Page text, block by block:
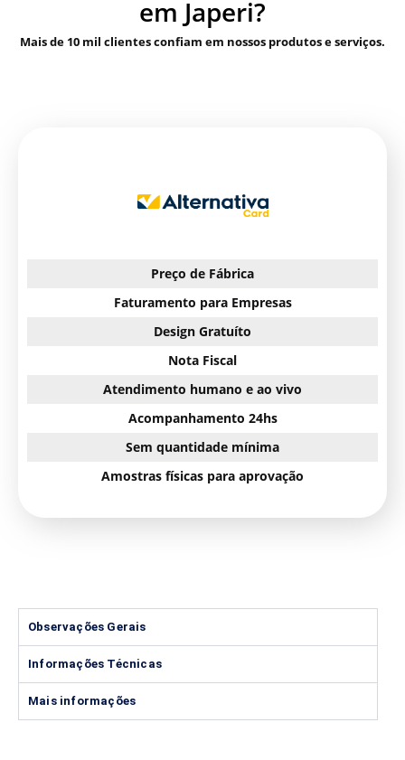
em Japeri?
Mais de 10 mil clientes confiam em nossos produtos e serviços.
Preço de Fábrica
Faturamento para Empresas
Design Gratuíto
Nota Fiscal
Atendimento humano e ao vivo
Acompanhamento 24hs
Sem quantidade mínima
Amostras físicas para aprovação
Observações Gerais
Informações Técnicas
Mais informações